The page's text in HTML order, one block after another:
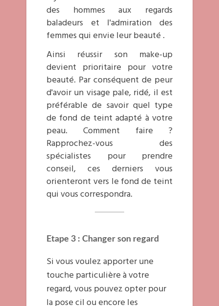
des hommes aux regards
baladeurs et l'admiration des
femmes qui envie leur beauté .
Ainsi réussir son make-up
devient prioritaire pour votre
beauté. Par conséquent de peur
d'avoir un visage pale, ridé, il est
préférable de savoir quel type
de fond de teint adapté à votre
peau. Comment faire ?
Rapprochez-vous des
spécialistes pour prendre
conseil, ces derniers vous
orienteront vers le fond de teint
qui vous correspondra.
Etape 3 : Changer son regard
Si vous voulez apporter une
touche particulière à votre
regard, vous pouvez opter pour
la pose cil ou encore les